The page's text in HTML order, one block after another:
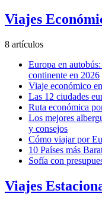
Viajes
8 artículos
Europa en
continente en 2026
Viaje económico
Las 12 ciudades
Ruta económica
Los mejores
y consejos
Cómo viajar por
10 Países más
Sofía con
Viajes